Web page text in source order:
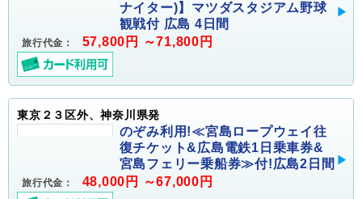
ナイター)】マツダスタジアム野球
観戦付 広島 4日間
旅行代金： 57,800円 ～71,800円
東京２３区外、神奈川県発
のぞみ利用!≪宮島ロープウェイ往
復チケット&広島電鉄1日乗車券&
宮島フェリー乗船券≫付!広島2日間
旅行代金： 48,000円 ～67,000円